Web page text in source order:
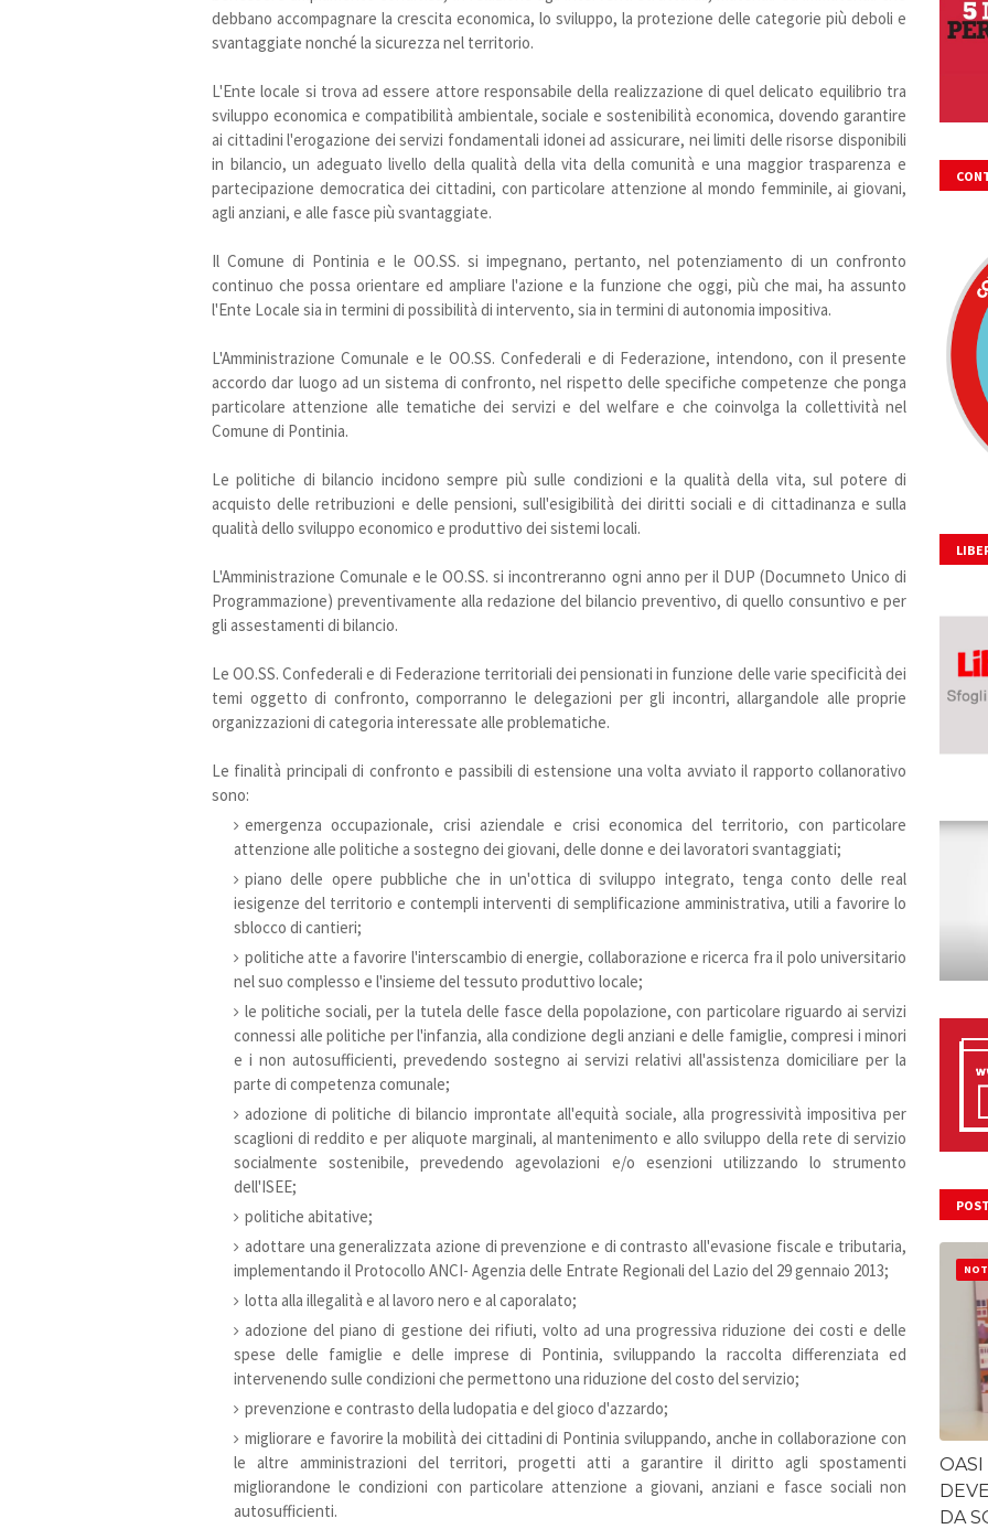
debbano accompagnare la crescita economica, lo sviluppo, la protezione delle categorie più deboli e
svantaggiate nonché la sicurezza nel territorio.
L'Ente locale si trova ad essere attore responsabile della realizzazione di quel delicato equilibrio tra
sviluppo economica e compatibilità ambientale, sociale e sostenibilità economica, dovendo garantire
ai cittadini l'erogazione dei servizi fondamentali idonei ad assicurare, nei limiti delle risorse disponibili
in bilancio, un adeguato livello della qualità della vita della comunità e una maggior trasparenza e
partecipazione democratica dei cittadini, con particolare attenzione al mondo femminile, ai giovani,
agli anziani, e alle fasce più svantaggiate.
Il Comune di Pontinia e le OO.SS. si impegnano, pertanto, nel potenziamento di un confronto
continuo che possa orientare ed ampliare l'azione e la funzione che oggi, più che mai, ha assunto
l'Ente Locale sia in termini di possibilità di intervento, sia in termini di autonomia impositiva.
L'Amministrazione Comunale e le OO.SS. Confederali e di Federazione, intendono, con il presente
accordo dar luogo ad un sistema di confronto, nel rispetto delle specifiche competenze che ponga
particolare attenzione alle tematiche dei servizi e del welfare e che coinvolga la collettività nel
Comune di Pontinia.
Le politiche di bilancio incidono sempre più sulle condizioni e la qualità della vita, sul potere di
acquisto delle retribuzioni e delle pensioni, sull'esigibilità dei diritti sociali e di cittadinanza e sulla
qualità dello sviluppo economico e produttivo dei sistemi locali.
L'Amministrazione Comunale e le OO.SS. si incontreranno ogni anno per il DUP (Documneto Unico di
Programmazione) preventivamente alla redazione del bilancio preventivo, di quello consuntivo e per
gli assestamenti di bilancio.
Le OO.SS. Confederali e di Federazione territoriali dei pensionati in funzione delle varie specificità dei
temi oggetto di confronto, comporranno le delegazioni per gli incontri, allargandole alle proprie
organizzazioni di categoria interessate alle problematiche.
Le finalità principali di confronto e passibili di estensione una volta avviato il rapporto collanorativo
sono:
emergenza occupazionale, crisi aziendale e crisi economica del territorio, con particolare
attenzione alle politiche a sostegno dei giovani, delle donne e dei lavoratori svantaggiati;
piano delle opere pubbliche che in un'ottica di sviluppo integrato, tenga conto delle real
iesigenze del territorio e contempli interventi di semplificazione amministrativa, utili a favorire lo
sblocco di cantieri;
politiche atte a favorire l'interscambio di energie, collaborazione e ricerca fra il polo universitario
nel suo complesso e l'insieme del tessuto produttivo locale;
le politiche sociali, per la tutela delle fasce della popolazione, con particolare riguardo ai servizi
connessi alle politiche per l'infanzia, alla condizione degli anziani e delle famiglie, compresi i minori
e i non autosufficienti, prevedendo sostegno ai servizi relativi all'assistenza domiciliare per la
parte di competenza comunale;
adozione di politiche di bilancio improntate all'equità sociale, alla progressività impositiva per
scaglioni di reddito e per aliquote marginali, al mantenimento e allo sviluppo della rete di servizio
socialmente sostenibile, prevedendo agevolazioni e/o esenzioni utilizzando lo strumento
dell'ISEE;
politiche abitative;
adottare una generalizzata azione di prevenzione e di contrasto all'evasione fiscale e tributaria,
implementando il Protocollo ANCI- Agenzia delle Entrate Regionali del Lazio del 29 gennaio 2013;
lotta alla illegalità e al lavoro nero e al caporalato;
adozione del piano di gestione dei rifiuti, volto ad una progressiva riduzione dei costi e delle
spese delle famiglie e delle imprese di Pontinia, sviluppando la raccolta differenziata ed
intervenendo sulle condizioni che permettono una riduzione del costo del servizio;
prevenzione e contrasto della ludopatia e del gioco d'azzardo;
migliorare e favorire la mobilità dei cittadini di Pontinia sviluppando, anche in collaborazione con
le altre amministrazioni del territori, progetti atti a garantire il diritto agli spostamenti
migliorandone le condizioni con particolare attenzione a giovani, anziani e fasce sociali non
autosufficienti.
DA